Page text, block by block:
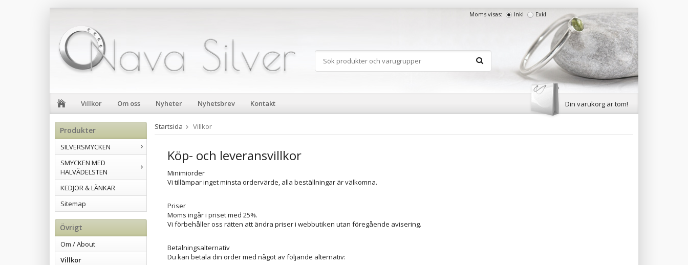
Moms visas: Inkl Exkl
Villkor Om oss Nyheter Nyhetsbrev Kontakt Din varukorg är tom!
Produkter
SILVERSMYCKEN
SMYCKEN MED
HALVÄDELSTEN
KEDJOR & LÄNKAR
Sitemap
Övrigt
Om / About
Villkor
Startsida Villkor
Köp- och leveransvillkor
Minimiorder
Vi tillämpar inget minsta ordervärde, alla beställningar är välkomna.
Priser
Moms ingår i priset med 25%.
Vi förbehåller oss rätten att ändra priser i webbutiken utan föregående avisering.
Betalningsalternativ
Du kan betala din order med något av följande alternativ: